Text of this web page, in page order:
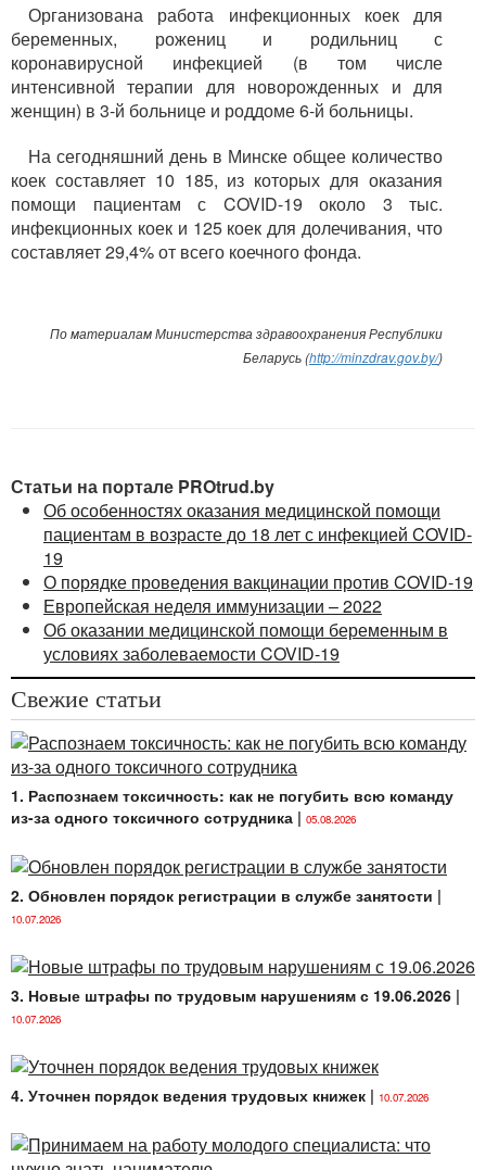
Организована работа инфекционных коек для
беременных, рожениц и родильниц с
коронавирусной инфекцией (в том числе
интенсивной терапии для новорожденных и для
женщин) в 3-й больнице и роддоме 6-й больницы.
На сегодняшний день в Минске общее количество
коек составляет 10 185, из которых для оказания
помощи пациентам с COVID-19 около 3 тыс.
инфекционных коек и 125 коек для долечивания, что
составляет 29,4% от всего коечного фонда.
По материалам Министерства здравоохранения Республики
Беларусь (http://minzdrav.gov.by/)
Статьи на портале PROtrud.by
Об особенностях оказания медицинской помощи
пациентам в возрасте до 18 лет с инфекцией COVID-
19
О порядке проведения вакцинации против COVID-19
Европейская неделя иммунизации – 2022
Об оказании медицинской помощи беременным в
условиях заболеваемости COVID-19
Свежие статьи
1. Распознаем токсичность: как не погубить всю команду
из-за одного токсичного сотрудника | 05.08.2026
2. Обновлен порядок регистрации в службе занятости |
10.07.2026
3. Новые штрафы по трудовым нарушениям с 19.06.2026 |
10.07.2026
4. Уточнен порядок ведения трудовых книжек | 10.07.2026